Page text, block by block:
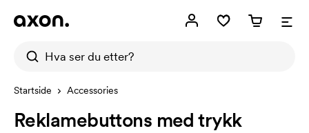
Startside Accessories
Reklamebuttons med trykk